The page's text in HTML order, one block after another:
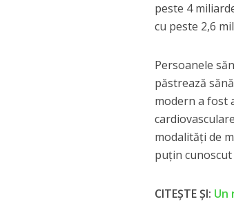
peste 4
cu peste 2,6
Persoanele
păstrează
modern a fost
modalități de
puțin
CITEȘTE ȘI: Un